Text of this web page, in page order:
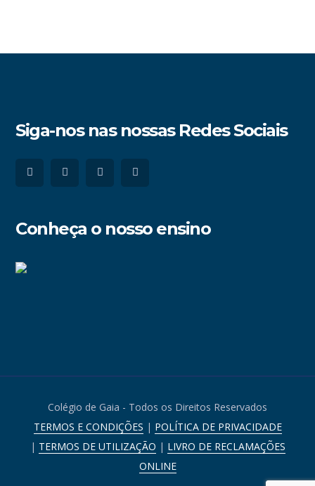
Siga-nos nas nossas Redes Sociais
Conheça o nosso ensino
Colégio de Gaia - Todos os Direitos Reservados
TERMOS E CONDIÇÕES | POLÍTICA DE PRIVACIDADE
| TERMOS DE UTILIZAÇÃO | LIVRO DE RECLAMAÇÕES
ONLINE